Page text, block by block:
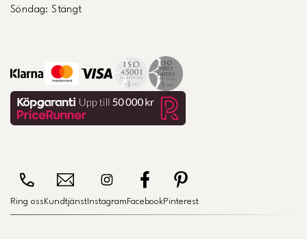
Söndag: Stängt
Ring oss Kundtjänst Instagram FacebookPinterest